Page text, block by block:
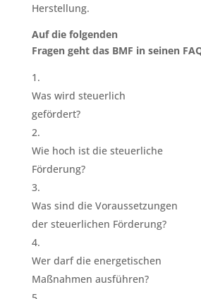
Herstellung.
Auf die folgenden
Fragen geht das BMF in seinen
Was wird steuerlich
gefördert?
Wie hoch ist die steuerliche
Förderung?
Was sind die Voraussetzungen
der steuerlichen Förderung?
Wer darf die energetischen
Maßnahmen ausführen?